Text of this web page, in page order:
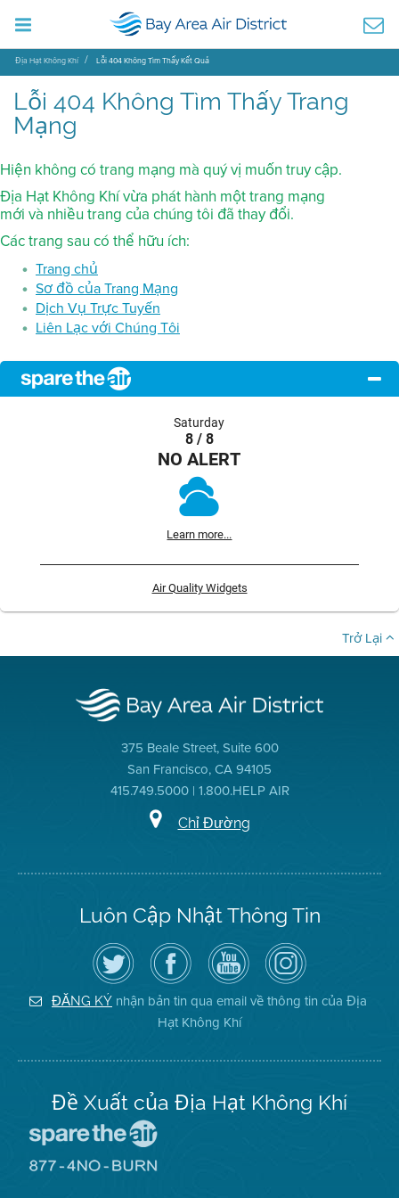
Địa Hạt Không Khí Lỗi 404 Không Tìm Thấy Kết Quả
Lỗi 404 Không Tìm Thấy Trang
Mạng
Hiện không có trang mạng mà quý vị muốn truy cập.
Địa Hạt Không Khí vừa phát hành một trang mạng
mới và nhiều trang của chúng tôi đã thay đổi.
Các trang sau có thể hữu ích:
Trang chủ
Sơ đồ của Trang Mạng
Dịch Vụ Trực Tuyến
Liên Lạc với Chúng Tôi
Saturday
8 / 8
NO ALERT
Learn more...
Air Quality Widgets
Trở Lại
375 Beale Street, Suite 600
San Francisco, CA 94105
415.749.5000 | 1.800.HELP AIR
Chỉ Đường
Luôn Cập Nhật Thông Tin
Hãy
theo
dõi
Địa
Hạt
Không
Truy
cập
Trang
Facebook
của
Địa
Hạt
Kênh
YouTube
của
Địa
Hạt
Không
Khí
Air
District
on
Instagram
ĐĂNG KÝ nhận bản tin qua email về thông tin của Địa
Hạt Không Khí
Đề Xuất của Địa Hạt Không Khí